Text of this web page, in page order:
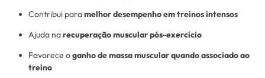
Contribui paramelhor desempenho em treinos intensos
Ajuda narecuperação muscular pós-exercício
Favorece oganho de massa muscular quando associado ao
treino